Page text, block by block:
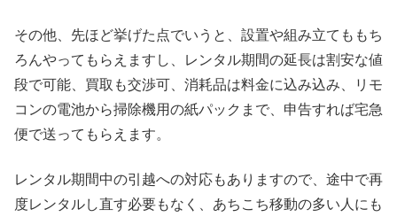
その他、先ほど挙げた点でいうと、設置や組み立てももち
ろんやってもらえますし、レンタル期間の延長は割安な値
段で可能、買取も交渉可、消耗品は料金に込み込み、リモ
コンの電池から掃除機用の紙パックまで、申告すれば宅急
便で送ってもらえます。
レンタル期間中の引越への対応もありますので、途中で再
度レンタルし直す必要もなく、あちこち移動の多い人にも